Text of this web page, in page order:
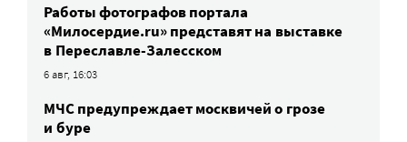
Работы фотографов портала
«Милосердие.ru» представят на выставке
в Переславле-Залесском
6 авг, 16:03
МЧС предупреждает москвичей о грозе
и буре